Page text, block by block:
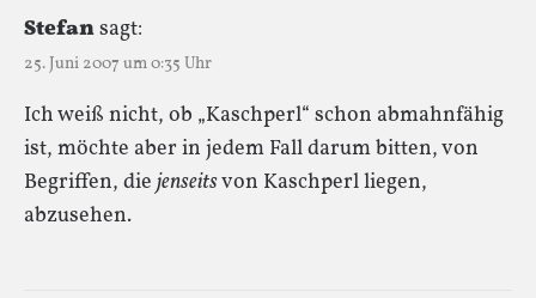
Stefansagt:
25. Juni 2007 um 0:35 Uhr
Ich weiß nicht, ob „Kaschperl“ schon abmahnfähig
ist, möchte aber in jedem Fall darum bitten, von
Begriffen, die jenseitsvon Kaschperl liegen,
abzusehen.